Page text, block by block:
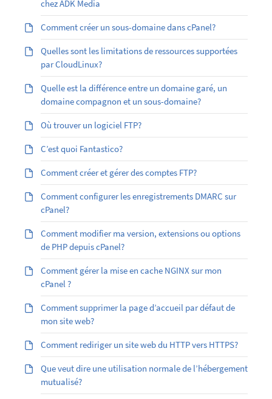
chez ADK Media
Comment créer un sous-domaine dans cPanel?
Quelles sont les limitations de ressources supportées
par CloudLinux?
Quelle est la différence entre un domaine garé, un
domaine compagnon et un sous-domaine?
Où trouver un logiciel FTP?
C’est quoi Fantastico?
Comment créer et gérer des comptes FTP?
Comment configurer les enregistrements DMARC sur
cPanel?
Comment modifier ma version, extensions ou options
de PHP depuis cPanel?
Comment gérer la mise en cache NGINX sur mon
cPanel ?
Comment supprimer la page d’accueil par défaut de
mon site web?
Comment rediriger un site web du HTTP vers HTTPS?
Que veut dire une utilisation normale de l’hébergement
mutualisé?